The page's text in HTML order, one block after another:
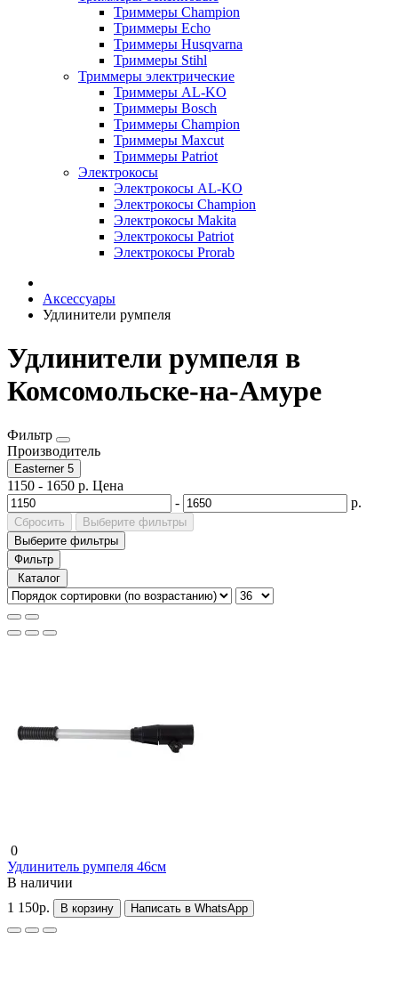
Триммеры Champion
Триммеры Echo
Триммеры Husqvarna
Триммеры Stihl
Триммеры электрические
Триммеры AL-KO
Триммеры Bosch
Триммеры Champion
Триммеры Maxcut
Триммеры Patriot
Электрокосы
Электрокосы AL-KO
Электрокосы Champion
Электрокосы Makita
Электрокосы Patriot
Электрокосы Prorab
Аксессуары
Удлинители румпеля
Удлинители румпеля в
Комсомольске-на-Амуре
Фильтр
Производитель
Easterner 5
1150 - 1650 р. Цена
-
р.
Сбросить
Выберите фильтры
Выберите фильтры
Фильтр
Каталог
0
Удлинитель румпеля 46см
В наличии
1 150р.
В корзину Написать в WhatsApp